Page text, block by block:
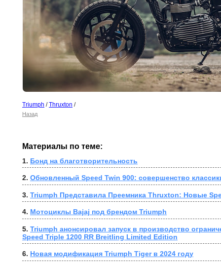
Triumph /Thruxton /
Назад
Материалы по теме:
1. Бонд на благотворительность
2. Обновленный Speed Twin 900: совершенство
3. Triumph Представила Преемника Thruxton: Новые
4. Мотоциклы Bajaj под брендом Triumph
5. Triumph анонсировал запуск в производство
Speed Triple 1200 RR Breitling Limited Edition
6. Новая модификация Triumph Tiger в 2024 году